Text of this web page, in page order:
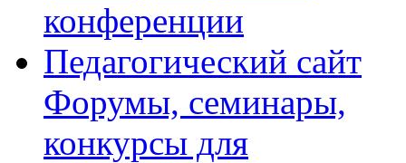
конференции
Педагогический сайт
Форумы, семинары,
конкурсы для